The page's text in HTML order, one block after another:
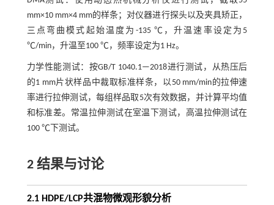
mm×10 mm×4 mm的样条；对仪器进行探头以及夹具矫正，
三点弯曲模式起始温度为-135 ℃，升温速率设定为5
℃/min，升温至100 ℃，频率设定为1 Hz。
力学性能测试：按GB/T 1040.1—2018进行测试，从热压后
的1 mm片状样品中裁取标准样条，以50 mm/min的拉伸速
率进行拉伸测试，每组样品取5次有效数据，并计算平均值
和标准差。常温拉伸测试在室温下测试，高温拉伸测试在
100 ℃下测试。
2 结果与讨论
2.1 HDPE/LCP共混物微观形貌分析